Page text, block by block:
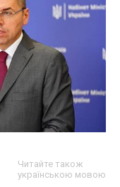
Читайте також
українською мовою